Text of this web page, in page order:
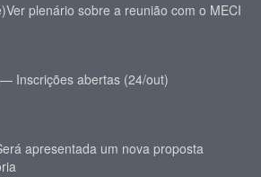
plenário sobre a reunião com o MECI
Inscrições abertas (24/out)
apresentada um nova proposta